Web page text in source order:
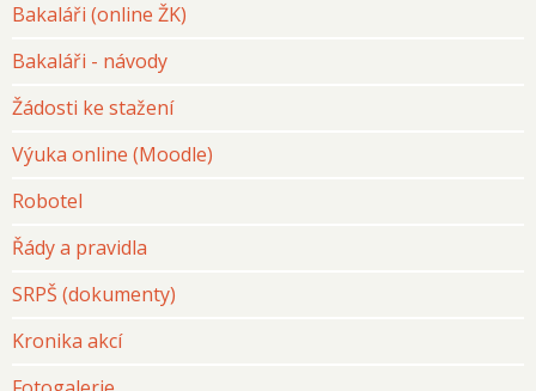
Bakaláři (online ŽK)
Bakaláři - návody
Žádosti ke stažení
Výuka online (Moodle)
Robotel
Řády a pravidla
SRPŠ (dokumenty)
Kronika akcí